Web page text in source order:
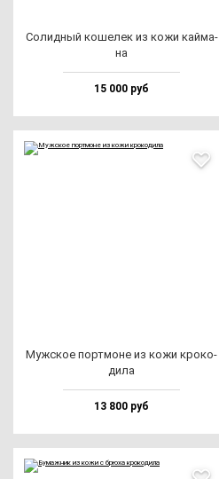
Солид­ный ко­ше­лек из ко­жи кай­ма­
на
15 000 руб
Муж­ское пор­тмо­не из ко­жи кро­ко­
ди­ла
13 800 руб